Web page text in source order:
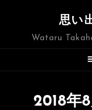
思い
Wataru
2018年